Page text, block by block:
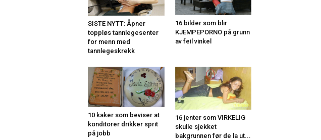
SISTE NYTT: Åpner
toppløs tannlegesenter
for menn med
tannlegeskrekk
16 bilder som blir
KJEMPEPORNO på grunn
av feil vinkel
10 kaker som beviser at
konditorer drikker sprit
på jobb
16 jenter som VIRKELIG
skulle sjekket
bakgrunnen før de la ut...